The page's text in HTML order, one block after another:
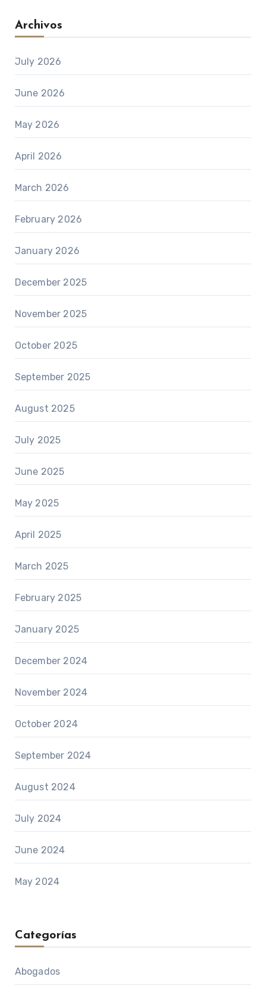
Archivos
July 2026
June 2026
May 2026
April 2026
March 2026
February 2026
January 2026
December 2025
November 2025
October 2025
September 2025
August 2025
July 2025
June 2025
May 2025
April 2025
March 2025
February 2025
January 2025
December 2024
November 2024
October 2024
September 2024
August 2024
July 2024
June 2024
May 2024
Categorías
Abogados